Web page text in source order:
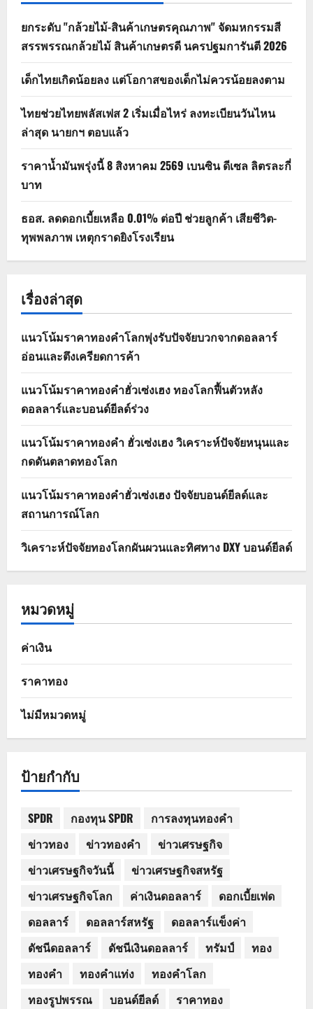
ยกระดับ "กล้วยไม้-สินค้าเกษตรคุณภาพ" จัดมหกรรมสี
สรรพรรณกล้วยไม้ สินค้าเกษตรดี นครปฐมการันตี 2026
เด็กไทยเกิดน้อยลง แต่โอกาสของเด็กไม่ควรน้อยลงตาม
ไทยช่วยไทยพลัสเฟส 2 เริ่มเมื่อไหร่ ลงทะเบียนวันไหน
ล่าสุด นายกฯ ตอบแล้ว
ราคาน้ำมันพรุ่งนี้ 8 สิงหาคม 2569 เบนซิน ดีเซล ลิตรละกี่
บาท
ธอส. ลดดอกเบี้ยเหลือ 0.01% ต่อปี ช่วยลูกค้า เสียชีวิต-
ทุพพลภาพ เหตุกราดยิงโรงเรียน
เรื่องล่าสุด
แนวโน้มราคาทองคำโลกพุ่งรับปัจจัยบวกจากดอลลาร์
อ่อนและตึงเครียดการค้า
แนวโน้มราคาทองคำฮั่วเซ่งเฮง ทองโลกฟื้นตัวหลัง
ดอลลาร์และบอนด์ยีลด์ร่วง
แนวโน้มราคาทองคำ ฮั่วเซ่งเฮง วิเคราะห์ปัจจัยหนุนและ
กดดันตลาดทองโลก
แนวโน้มราคาทองคำฮั่วเซ่งเฮง ปัจจัยบอนด์ยีลด์และ
สถานการณ์โลก
วิเคราะห์ปัจจัยทองโลกผันผวนและทิศทาง DXY บอนด์ยีลด์
หมวดหมู่
ค่าเงิน
ราคาทอง
ไม่มีหมวดหมู่
ป้ายกำกับ
SPDR กองทุน SPDR
การลงทุนทองคำ
ข่าวทอง
ข่าวทองคำ
ข่าวเศรษฐกิจ
ข่าวเศรษฐกิจวันนี้
ข่าวเศรษฐกิจสหรัฐ
ข่าวเศรษฐกิจโลก
ค่าเงินดอลลาร์
ดอกเบี้ยเฟด
ดอลลาร์
ดอลลาร์สหรัฐ
ดอลลาร์แข็งค่า
ดัชนีดอลลาร์
ดัชนีเงินดอลลาร์ ทรัมป์
ทอง
ทองคำ
ทองคำแท่ง
ทองคำโลก
ทองรูปพรรณ
บอนด์ยีลด์
ราคาทอง